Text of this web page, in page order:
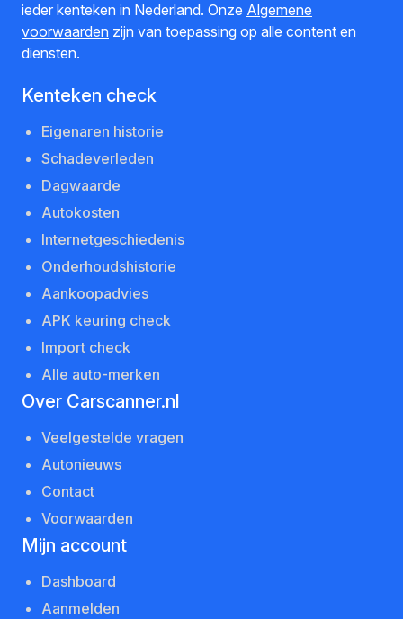
ieder kenteken in Nederland. Onze Algemene
voorwaarden zijn van toepassing op alle content en
diensten.
Kenteken check
Eigenaren historie
Schadeverleden
Dagwaarde
Autokosten
Internetgeschiedenis
Onderhoudshistorie
Aankoopadvies
APK keuring check
Import check
Alle auto-merken
Over Carscanner.nl
Veelgestelde vragen
Autonieuws
Contact
Voorwaarden
Mijn account
Dashboard
Aanmelden